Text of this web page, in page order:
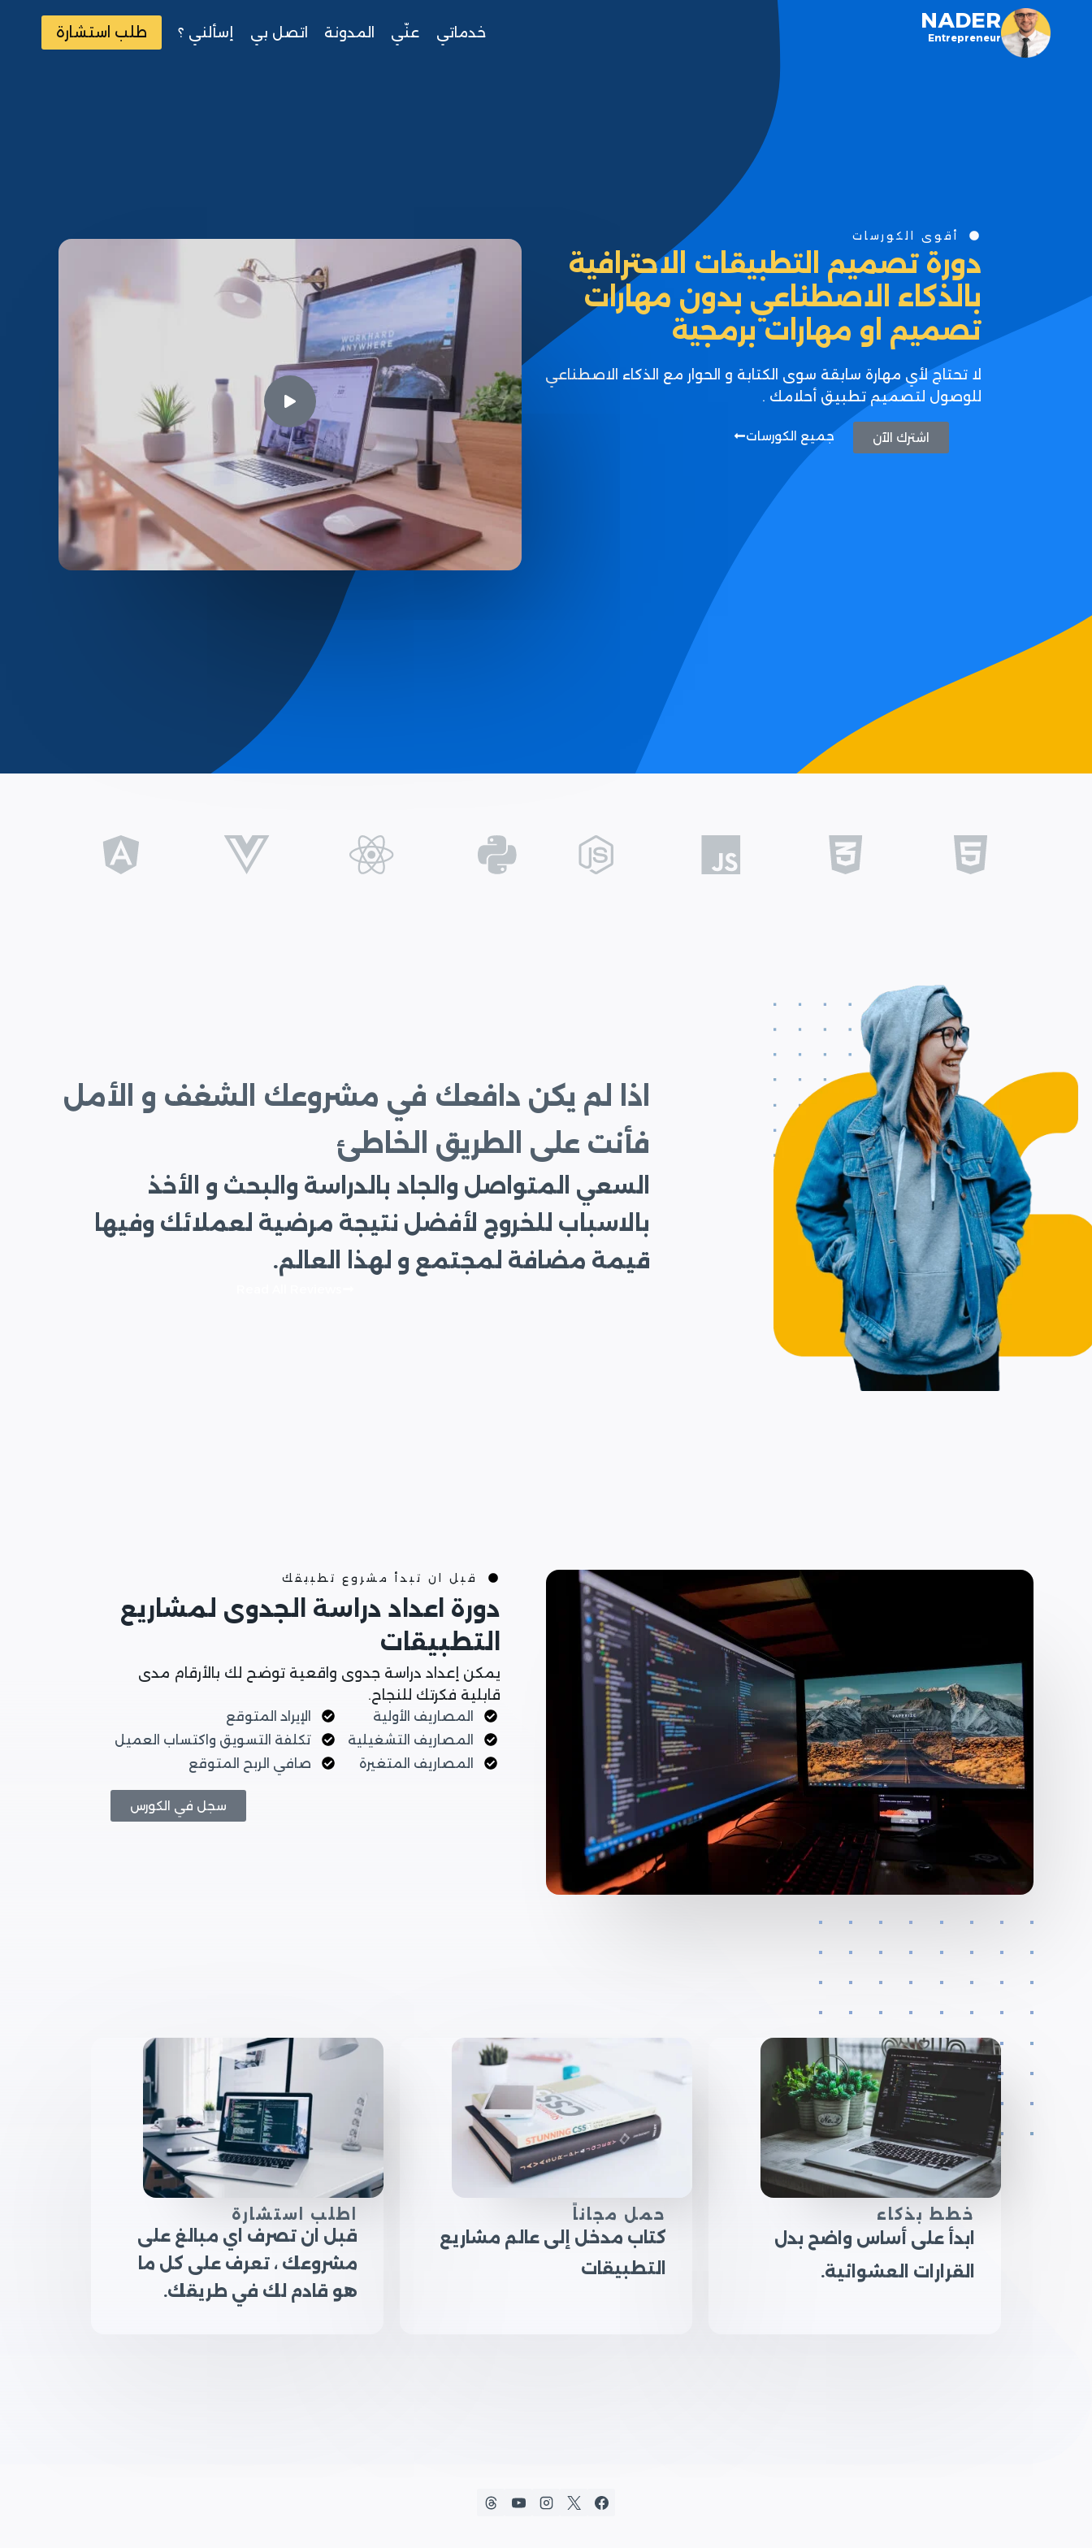
NADER
Entrepreneur خدماتي عنّي المدونة اتصل بي إسألني ؟ طلب استشارة
أقوى الكورسات
دورة تصميم التطبيقات الاحترافية
بالذكاء الاصطناعي بدون مهارات
تصميم او مهارات برمجية
لا تحتاج لأي مهارة سابقة سوى الكتابة و الحوار مع الذكاء الاصطناعي
للوصول لتصميم تطبيق أحلامك .
اشترك الآن جميع الكورسات
اذا لم يكن دافعك في مشروعك الشغف و الأمل
فأنت على الطريق الخاطئ
السعي المتواصل والجاد بالدراسة والبحث و الأخذ
بالاسباب للخروج لأفضل نتيجة مرضية لعملائك وفيها
قيمة مضافة لمجتمع و لهذا العالم.
قبل ان تبدأ مشروع تطبيقك
دورة اعداد دراسة الجدوى لمشاريع
التطبيقات
يمكن إعداد دراسة جدوى واقعية توضح لك بالأرقام مدى
قابلية فكرتك للنجاح.
المصاريف الأولية
المصاريف التشغيلية
المصاريف المتغيرة
الإيراد المتوقع
تكلفة التسويق واكتساب العميل
صافي الربح المتوقع
سجل في الكورس
خطط بذكاء
ابدأ على أساس واضح بدل
القرارات العشوائية.
حمل مجاناً
كتاب مدخل إلى عالم مشاريع
التطبيقات
اطلب استشارة
قبل ان تصرف اي مبالغ على
مشروعك ، تعرف على كل ما
هو قادم لك في طريقك.